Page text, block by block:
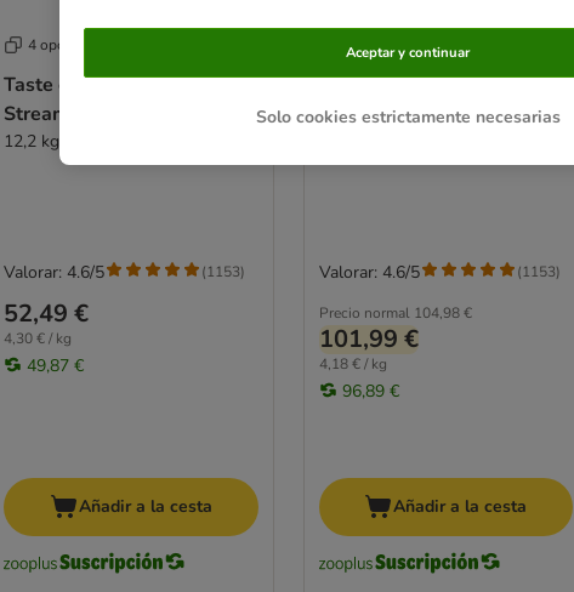
4 opciones
Taste of the Wild Pacific
Stream Adult
12,2 kg
52,49 €
4,30 € / kg
49,87 €
Valorar: 4.6/5 (1153)
Añadir a la cesta
4 opciones
Taste of the Wild Pacific
Stream Adult
Precio normal 104,98 €
101,99 €
4,18 € / kg
96,89 €
Valorar: 4.6/5 (1153)
Añadir a la cesta
Solo cookies estrictamente necesarias
Aceptar y continuar